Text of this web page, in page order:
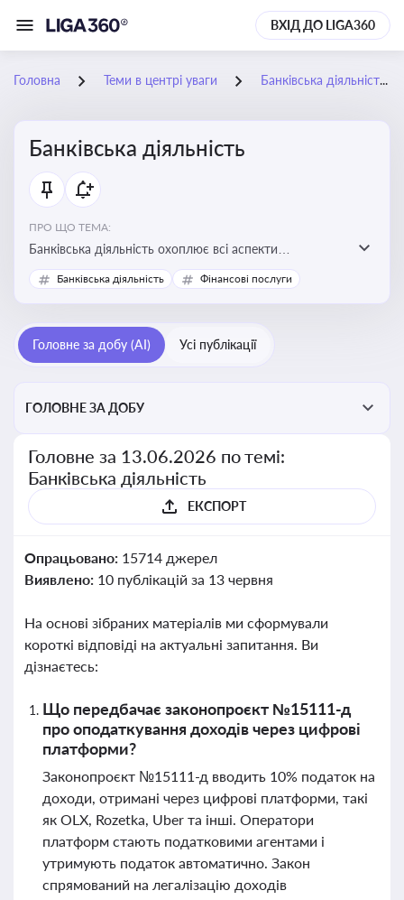
ВХІД ДО LIGA360
Головна Теми в центрі уваги Банківська діяльність
Банківська діяльність
ПРО ЩО ТЕМА:
Банківська діяльність охоплює всі аспекти
регулювання, нагляду та ліцензування банківських
установ
Банківська діяльність Фінансові послуги
Головне за добу (AI) Усі публікації
ГОЛОВНЕ ЗА ДОБУ
Головне за 13.06.2026 по темі:
Банківська діяльність
ЕКСПОРТ
Опрацьовано: 15714 джерел
Виявлено: 10 публікацій за 13 червня
На основі зібраних матеріалів ми сформували
короткі відповіді на актуальні запитання. Ви
дізнаєтесь:
Що передбачає законопроєкт №15111-д
про оподаткування доходів через цифрові
платформи?
Законопроєкт №15111-д вводить 10% податок на
доходи, отримані через цифрові платформи, такі
як OLX, Rozetka, Uber та інші. Оператори
платформ стають податковими агентами і
утримують податок автоматично. Закон
спрямований на легалізацію доходів